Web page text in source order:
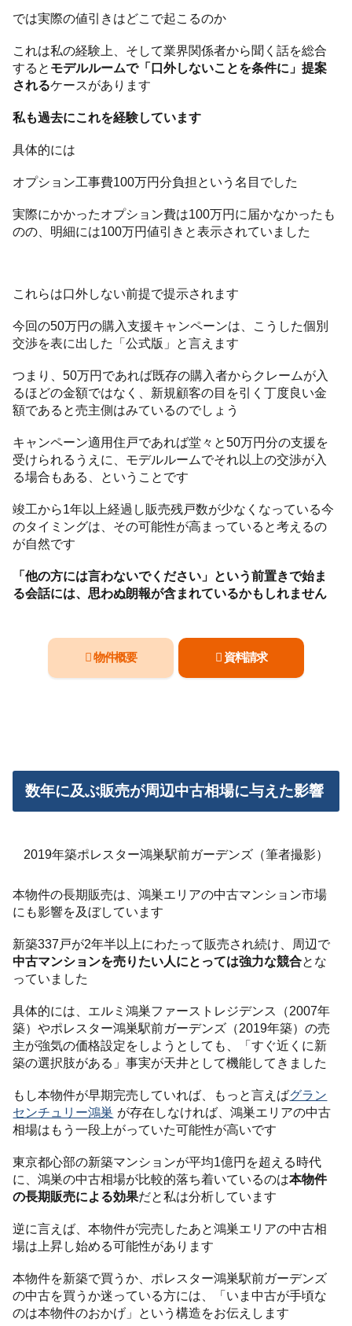
では実際の値引きはどこで起こるのか
これは私の経験上、そして業界関係者から聞く話を総合
すると モデルルームで「口外しないことを条件に」提案
されるケースがあります
私も過去にこれを経験しています
具体的には
オプション工事費100万円分負担という名目でした
実際にかかったオプション費は100万円に届かなかったも
のの、明細には100万円値引きと表示されていました
これらは口外しない前提で提示されます
今回の50万円の購入支援キャンペーンは、こうした個別
交渉を表に出した「公式版」と言えます
つまり、50万円であれば既存の購入者からクレームが入
るほどの金額ではなく、新規顧客の目を引く丁度良い金
額であると売主側はみているのでしょう
キャンペーン適用住戸であれば堂々と50万円分の支援を
受けられるうえに、モデルルームでそれ以上の交渉が入
る場合もある、ということです
竣工から1年以上経過し販売残戸数が少なくなっている今
のタイミングは、その可能性が高まっていると考えるの
が自然です
「他の方には言わないでください」という前置きで始ま
る会話には、思わぬ朗報が含まれているかもしれません
物件概要 資料請求
数年に及ぶ販売が周辺中古相場に与えた影響
2019年築ポレスター鴻巣駅前ガーデンズ（筆者撮影）
本物件の長期販売は、鴻巣エリアの中古マンション市場
にも影響を及ぼしています
新築337戸が2年半以上にわたって販売され続け、周辺で
中古マンションを売りたい人にとっては強力な競合とな
っていました
具体的には、エルミ鴻巣ファーストレジデンス（2007年
築）やポレスター鴻巣駅前ガーデンズ（2019年築）の売
主が強気の価格設定をしようとしても、「すぐ近くに新
築の選択肢がある」事実が天井として機能してきました
もし本物件が早期完売していれば、もっと言えばグラン
センチュリー鴻巣 が存在しなければ、鴻巣エリアの中古
相場はもう一段上がっていた可能性が高いです
東京都心部の新築マンションが平均1億円を超える時代
に、鴻巣の中古相場が比較的落ち着いているのは本物件
の長期販売による効果だと私は分析しています
逆に言えば、本物件が完売したあと鴻巣エリアの中古相
場は上昇し始める可能性があります
本物件を新築で買うか、ポレスター鴻巣駅前ガーデンズ
の中古を買うか迷っている方には、「いま中古が手頃な
のは本物件のおかげ」という構造をお伝えします